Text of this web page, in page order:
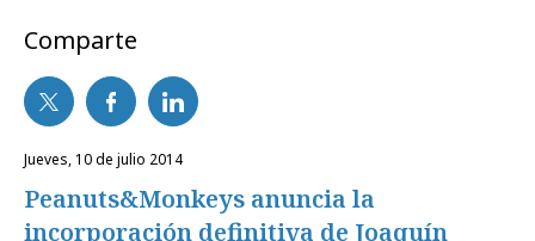
Comparte
jueves, 10 de julio 2014
Peanuts&Monkeys anuncia la
incorporación definitiva de Joaquín